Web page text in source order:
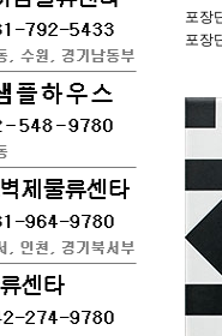
포장
포장